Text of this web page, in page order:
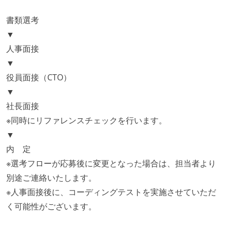
書類選考
▼
人事面接
▼
役員面接（CTO）
▼
社長面接
※同時にリファレンスチェックを行います。
▼
内 定
※選考フローが応募後に変更となった場合は、担当者より
別途ご連絡いたします。
※人事面接後に、コーディングテストを実施させていただ
く可能性がございます。